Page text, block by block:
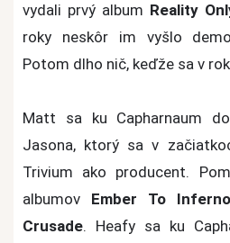
vydali prvý album Reality
roky neskôr im vyšlo
Potom dlho nič, keďže sa v
Matt sa ku Capharnaum
Jasona, ktorý sa v
Trivium ako producent.
albumov Ember To Inferno
Crusade. Heafy sa ku